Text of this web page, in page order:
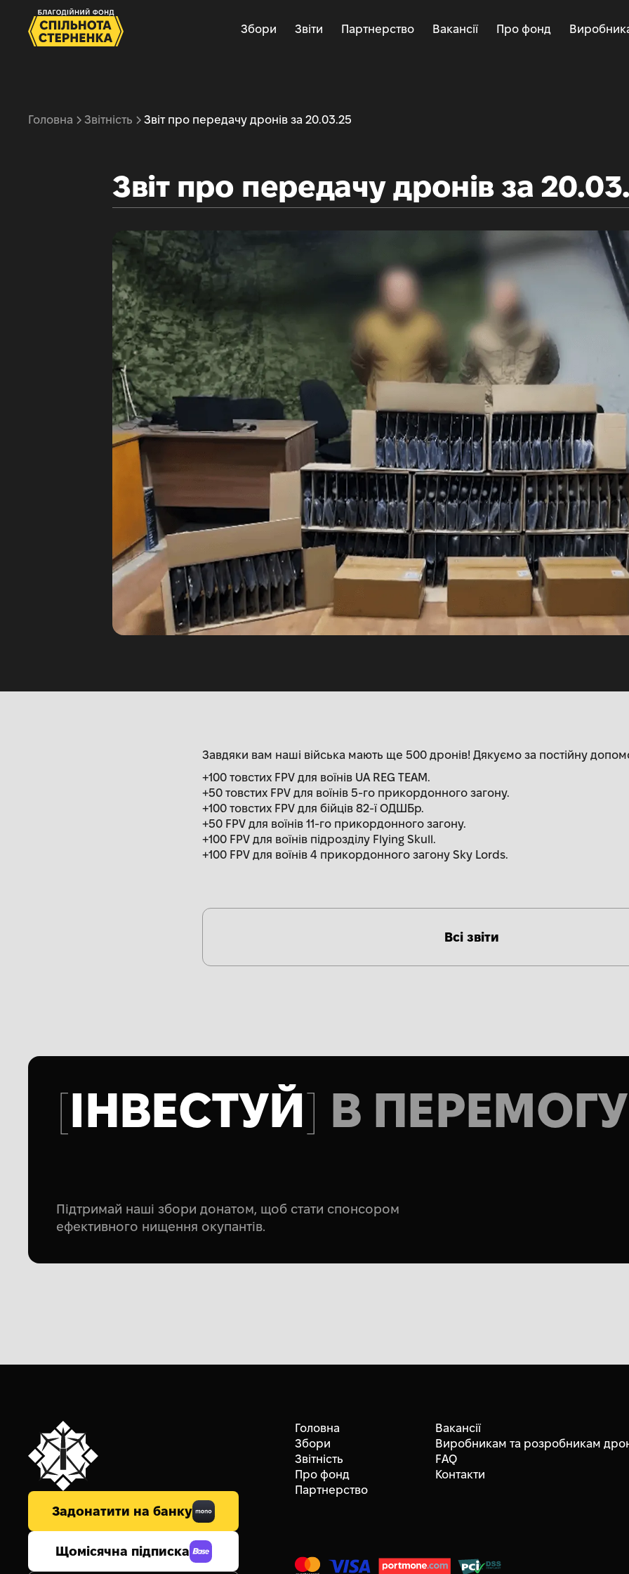
Збори Звіти Партнерство Вакансії Про фонд
Головна Звітність Звіт про передачу дронів за 20.03.25
Звіт про передачу дронів за
Завдяки вам наші війська мають ще 500 дронів! Дякуємо за постійну
+100 товстих FPV для воїнів UA REG TEAM.
+50 товстих FPV для воїнів 5-го прикордонного загону.
+100 товстих FPV для бійців 82-ї ОДШБр.
+50 FPV для воїнів 11-го прикордонного загону.
+100 FPV для воїнів підрозділу Flying Skull.
+100 FPV для воїнів 4 прикордонного загону Sky Lords.
Всі звіти
ІНВЕСТУЙ В
Підтримай наші збори донатом, щоб стати спонсором
ефективного нищення окупантів.
Задонатити на банку
Щомісячна підписка
Головна
Збори
Звітність
Про фонд
Партнерство
Вакансії
Виробникам та розробникам
FAQ
Контакти